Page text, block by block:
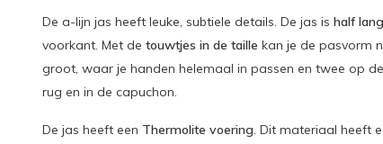
De a-lijn jas heeft leuke, subtiele details. De jas is half lang
voorkant. Met de touwtjes in de taille kan je de pasvorm
groot, waar je handen helemaal in passen en twee op
rug en in de capuchon.
De jas heeft een Thermolite voering. Dit materiaal heeft